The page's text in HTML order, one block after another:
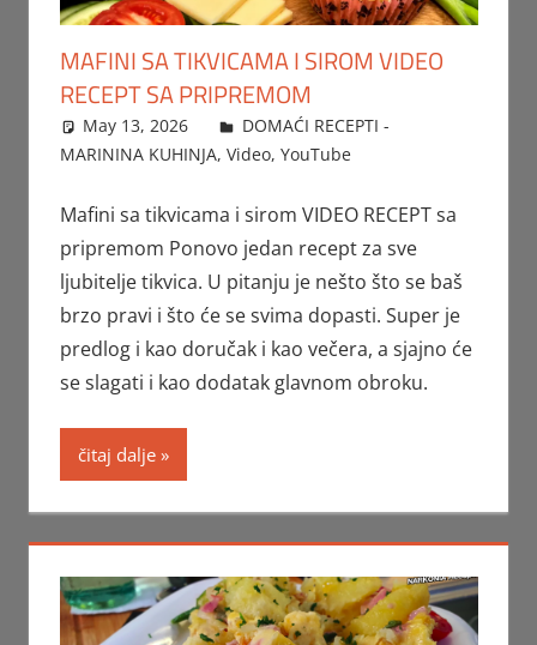
MAFINI SA TIKVICAMA I SIROM VIDEO
RECEPT SA PRIPREMOM
May 13, 2026 FTorgAdmin
DOMAĆI RECEPTI -
MARININA KUHINJA, Video, YouTube
Mafini sa tikvicama i sirom VIDEO RECEPT sa
pripremom Ponovo jedan recept za sve
ljubitelje tikvica. U pitanju je nešto što se baš
brzo pravi i što će se svima dopasti. Super je
predlog i kao doručak i kao večera, a sjajno će
se slagati i kao dodatak glavnom obroku.
čitaj dalje